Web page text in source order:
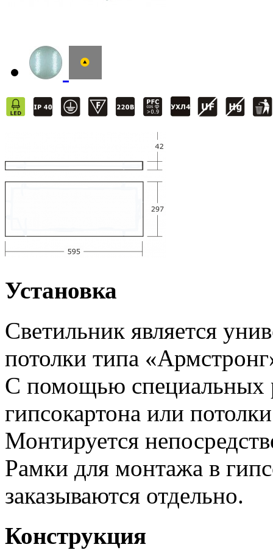
Установка
Светильник является
потолки типа
С помощью специальных
гипсокартона или
Монтируется
Рамки для монтажа в
заказываются отдельно.
Конструкция